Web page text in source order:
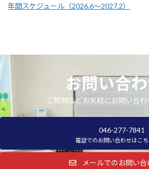
年間スケジュール（2026.6～2027.2）
お問い合
ご質問などお気軽にお問い合わ
046-277-7841
電話でのお問い合わせはこ
メールでのお問い合